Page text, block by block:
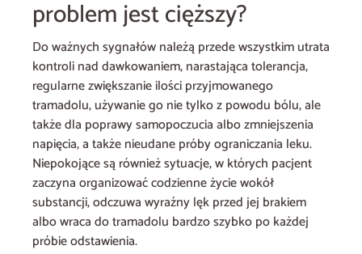
problem jest cięższy?
Do ważnych sygnałów należą przede wszystkim utrata
kontroli nad dawkowaniem, narastająca tolerancja,
regularne zwiększanie ilości przyjmowanego
tramadolu, używanie go nie tylko z powodu bólu, ale
także dla poprawy samopoczucia albo zmniejszenia
napięcia, a także nieudane próby ograniczania leku.
Niepokojące są również sytuacje, w których pacjent
zaczyna organizować codzienne życie wokół
substancji, odczuwa wyraźny lęk przed jej brakiem
albo wraca do tramadolu bardzo szybko po każdej
próbie odstawienia.